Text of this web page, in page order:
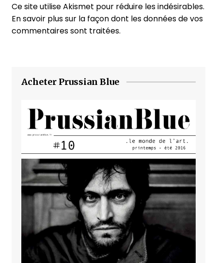
Ce site utilise Akismet pour réduire les indésirables.
En savoir plus sur la façon dont les données de vos
commentaires sont traitées.
Acheter Prussian Blue